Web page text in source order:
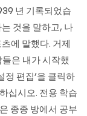
년 기록되었습
것을 말하고, 나
에 말했다. 거제
은 내가 시작했
정 편집’을 클릭하
십시오. 전용 학습
종종 방에서 공부